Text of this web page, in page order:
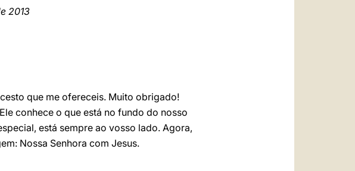
2013
que me ofereceis. Muito obrigado!
conhece o que está no fundo do nosso
está sempre ao vosso lado. Agora,
Nossa Senhora com Jesus.